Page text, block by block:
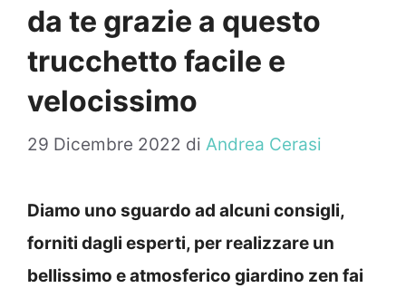
da te grazie a questo
trucchetto facile e
velocissimo
29 Dicembre 2022 di Andrea Cerasi
Diamo uno sguardo ad alcuni consigli,
forniti dagli esperti, per realizzare un
bellissimo e atmosferico giardino zen fai